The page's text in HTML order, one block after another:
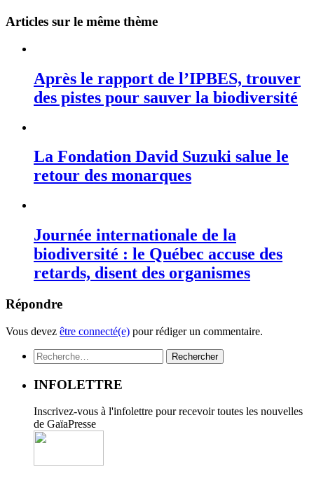
Articles sur le même thème
Après le rapport de l’IPBES, trouver
des pistes pour sauver la biodiversité
La Fondation David Suzuki salue le
retour des monarques
Journée internationale de la
biodiversité : le Québec accuse des
retards, disent des organismes
Répondre
Vous devez être connecté(e) pour rédiger un commentaire.
Rechercher :
INFOLETTRE
Inscrivez-vous à l'infolettre pour recevoir toutes les nouvelles
de GaïaPresse